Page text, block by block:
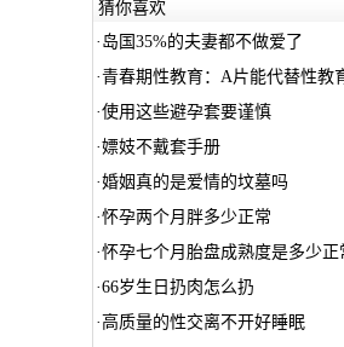
猜你喜欢
· 岛国35%的夫妻都不做爱了
·青春期性教育：A片能代替性教
·使用这些避孕套要谨慎
·嫖妓不戴套手册
·婚姻真的是爱情的坟墓吗
·怀孕两个月胖多少正常
·怀孕七个月胎盘成熟度是多少正
·66岁生日扔肉怎么扔
· 高质量的性交离不开好睡眠